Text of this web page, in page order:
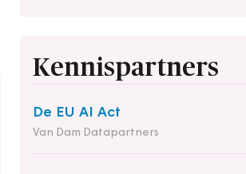
Kennispartners
De EU AI Act
Van Dam Datapartners